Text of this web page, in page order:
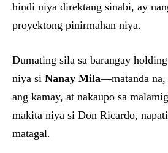
hindi niya direktang sinabi, ay
proyektong pinirmahan niya.
Dumating sila sa barangay
niya si Nanay Mila—matanda na,
ang kamay, at nakaupo sa
makita niya si Don Ricardo,
matagal.